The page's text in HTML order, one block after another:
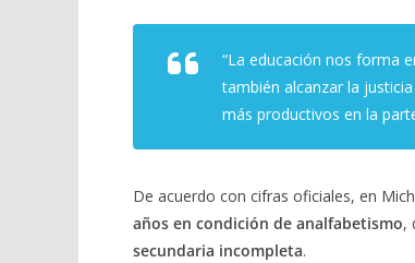
“La educación nos forma
también alcanzar la
más productivos en la
De acuerdo con cifras oficiales, en
años en condición de analfabetismo,
secundaria incompleta.